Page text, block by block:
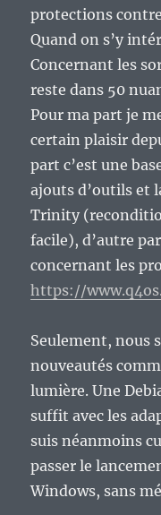
protections
Quand on s’y
Concernant les
reste dans 50
Pour ma part je
certain plaisir
part c’est une
ajouts d’outils et
Trinity
facile), d’autre
concernant les
https://
Seulement, nous
nouveautés
lumière. Une
suffit avec les
suis néanmoins
passer le
Windows, sans